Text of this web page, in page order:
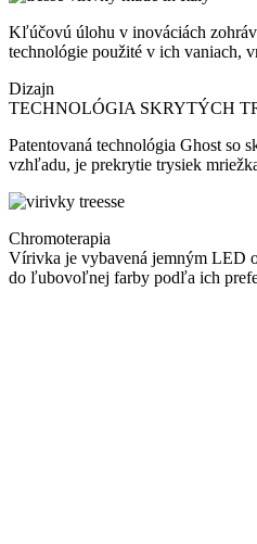
Kľúčovú úlohu v inováciách
technológie použité v ich vaniach,
Dizajn
TECHNOLÓGIA SKRYTÝCH
Patentovaná technológia Ghost so
vzhľadu, je prekrytie trysiek
Chromoterapia
Vírivka je vybavená jemným LED
do ľubovoľnej farby podľa ich